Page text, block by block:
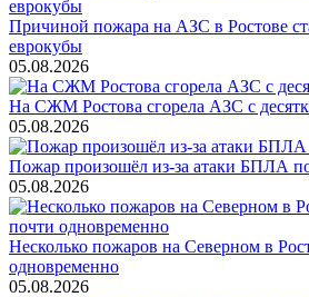
Причиной пожара на АЗС в Ростове
еврокубы
05.08.2026
На СЖМ Ростова сгорела АЗС с
05.08.2026
Пожар произошёл из-за атаки БПЛА
05.08.2026
Несколько пожаров на Северном в
одновременно
05.08.2026